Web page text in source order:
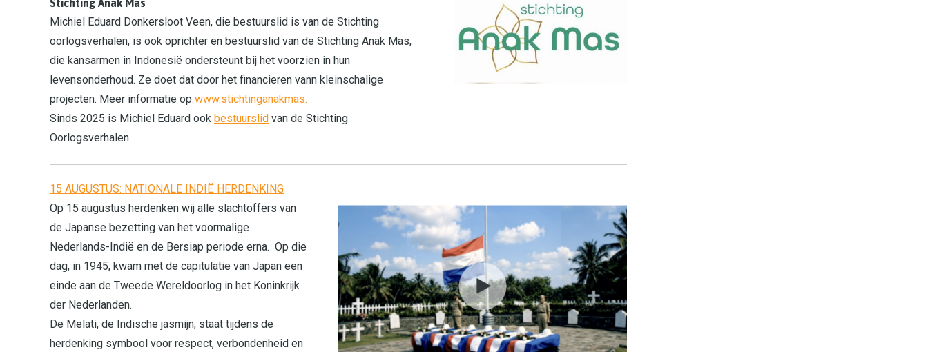
Stichting Anak Mas
Michiel Eduard Donkersloot Veen, die bestuurslid is van de Stichting
oorlogsverhalen, is ook oprichter en bestuurslid van de Stichting Anak Mas,
die kansarmen in Indonesië ondersteunt bij het voorzien in hun
levensonderhoud. Ze doet dat door het financieren vann kleinschalige
projecten. Meer informatie op www.stichtinganakmas.
Sinds 2025 is Michiel Eduard ook bestuurslid van de Stichting
Oorlogsverhalen.
15 AUGUSTUS: NATIONALE INDIË HERDENKING
Op 15 augustus herdenken wij alle slachtoffers van
de Japanse bezetting van het voormalige
Nederlands-Indië en de Bersiap periode erna. Op die
dag, in 1945, kwam met de capitulatie van Japan een
einde aan de Tweede Wereldoorlog in het Koninkrijk
der Nederlanden.
De Melati, de Indische jasmijn, staat tijdens de
herdenking symbool voor respect, verbondenheid en